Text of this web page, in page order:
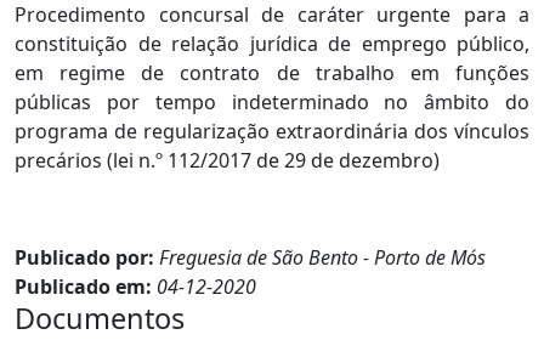
Procedimento concursal de caráter urgente para a
constituição de relação jurídica de emprego público,
em regime de contrato de trabalho em funções
públicas por tempo indeterminado no âmbito do
programa de regularização extraordinária dos vínculos
precários (lei n.º 112/2017 de 29 de dezembro)
Publicado por: Freguesia de São Bento - Porto de Mós
Publicado em: 04-12-2020
Documentos